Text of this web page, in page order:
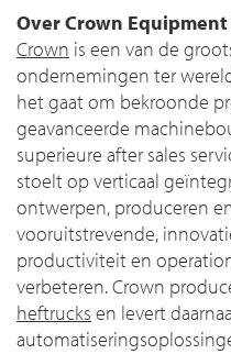
Over Crown
Crown is een van de
ondernemingen ter
het gaat om bekroonde
geavanceerde
superieure after sales
stoelt op verticaal
ontwerpen, produceren
vooruitstrevende,
productiviteit en
verbeteren. Crown
heftrucks en levert